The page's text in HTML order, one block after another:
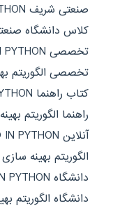
صنعتی شریف ANT COLONY ACO IN PYTHON
کلاس دانشگاه
تخصصی ANT COLONY ACO IN PYTHON
تخصصی الگوریتم
کتاب راهنما ANT COLONY ACO IN PYTHON
راهنما الگوریتم
آنلاین ANT COLONY ACO IN PYTHON
الگوریتم بهینه
دانشگاه ANT COLONY ACO IN PYTHON
دانشگاه الگوریتم